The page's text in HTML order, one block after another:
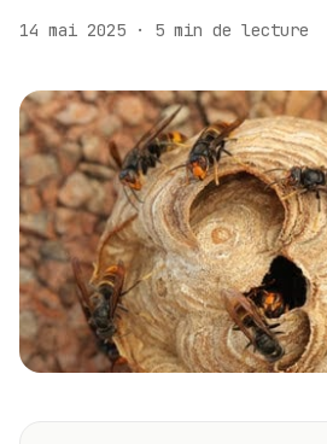
Zones
Expertise
À propos
Devis gratuit
09 80 80 33 56
14 mai 2025 · 5 min de lecture